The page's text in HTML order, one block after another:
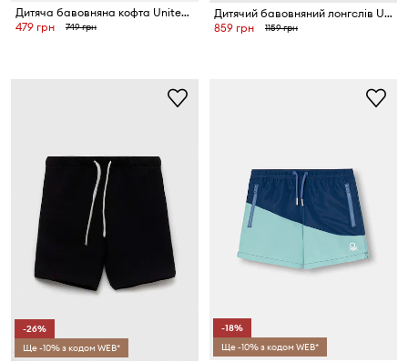
Дитяча бавовняна кофта United Colors of Benetton
479 грн
749 грн
Дитячий бавовняний лонгслів United Colors of Benetton
859 грн
1159 грн
-26%
Ще -10% з кодом WEB*
-18%
Ще -10% з кодом WEB*